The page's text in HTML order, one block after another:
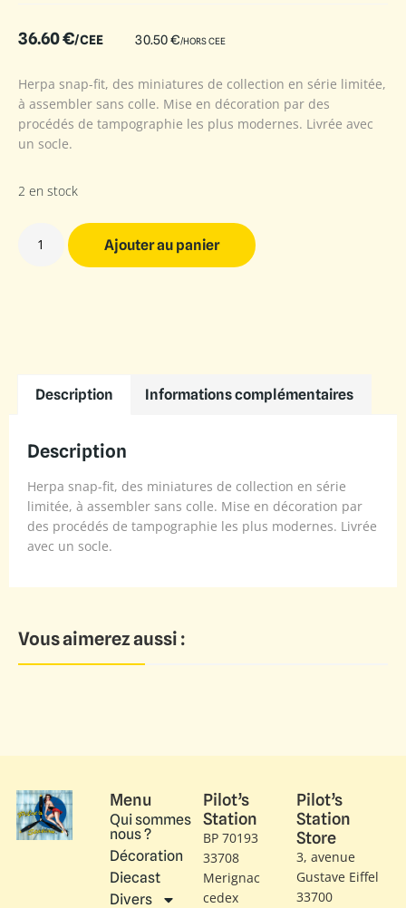
36.60€/CEE 30.50€/HORS CEE
Herpa snap-fit, des miniatures de collection en série limitée,
à assembler sans colle. Mise en décoration par des
procédés de tampographie les plus modernes. Livrée avec
un socle.
2 en stock
Ajouter au panier
Description Informations complémentaires
Description
Herpa snap-fit, des miniatures de collection en série
limitée, à assembler sans colle. Mise en décoration par
des procédés de tampographie les plus modernes. Livrée
avec un socle.
Vous aimerez aussi :
Menu
Qui sommes
nous ?
Décoration
Diecast
Divers
Pilot’s
Station
BP 70193
33708
Merignac
cedex
Pilot’s
Station
Store
3, avenue
Gustave Eiffel​
33700